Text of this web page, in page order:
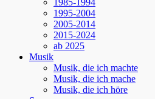
1985-1994
1995-2004
2005-2014
2015-2024
ab 2025
Musik
Musik, die ich machte
Musik, die ich mache
Musik, die ich höre